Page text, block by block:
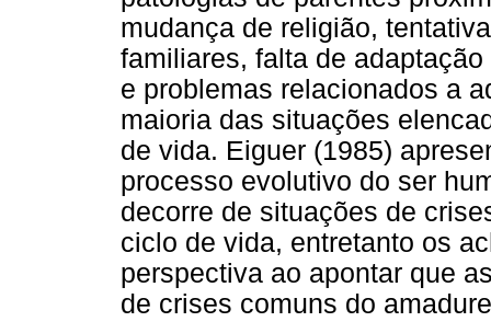
mudança de religião,
familiares, falta de
e problemas relacionados a
maioria das situações
de vida. Eiguer (1985)
processo evolutivo do ser
decorre de situações de
ciclo de vida, entretanto os
perspectiva ao apontar que
de crises comuns do